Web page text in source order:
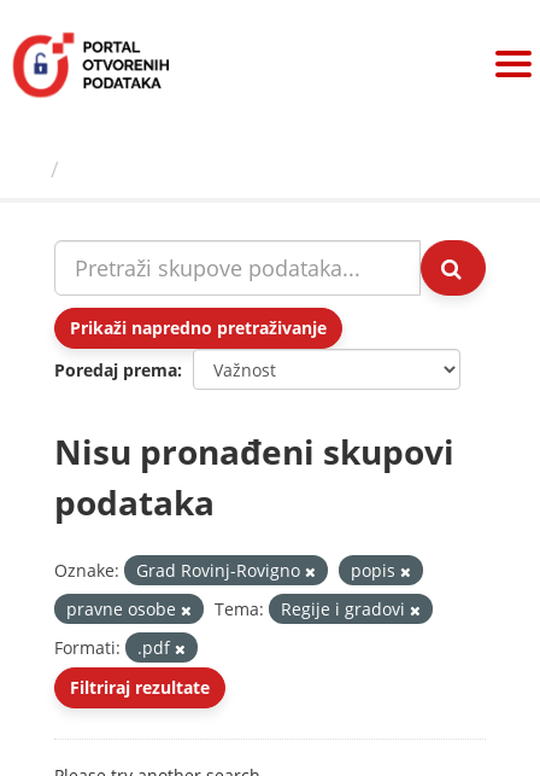
sadržaj
Prikaži napredno pretraživanje
Poredaj prema
Nisu pronađeni skupovi
podataka
Oznake: Grad Rovinj-Rovigno
popis
pravne osobe
Tema:
Regije i gradovi
Formati:
.pdf
Filtriraj rezultate